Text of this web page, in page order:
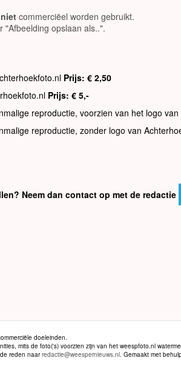
niet commerciëel worden gebruikt.
"Afbeelding opslaan als..".
Prijs: € 2,50
Prijs: € 5,-
reproductie, voorzien van het logo
reproductie, zonder logo van
Neem dan contact op met de redactie
doeleinden.
mits de foto('s) voorzien zijn van het weespfoto.nl
reden naarredactie@weespernieuws.nl. Gemaakt met